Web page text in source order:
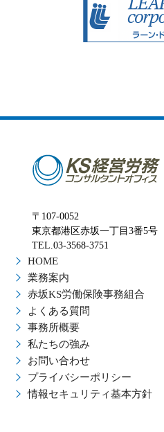
〒107-0052
東京都港区赤坂一丁目3番5
TEL.03-3568-3751
HOME
業務案内
赤坂KS労働保険事務組合
よくある質問
事務所概要
私たちの強み
お問い合わせ
プライバシーポリシー
情報セキュリティ基本方針